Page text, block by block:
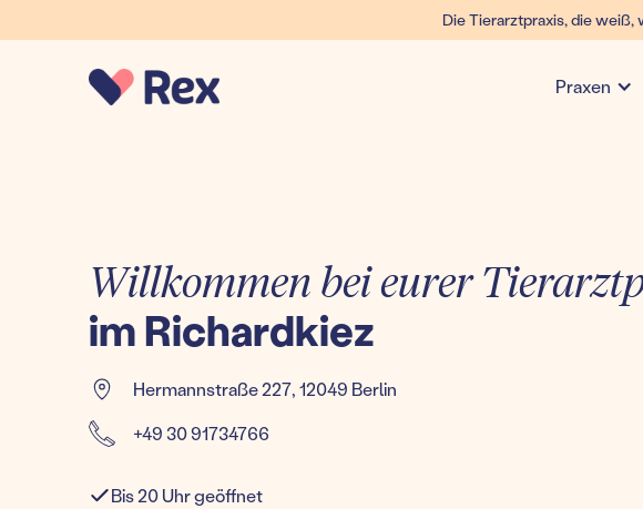
Die Tierarztpraxis, die weiß,
Praxen
Willkommen bei eurer
im Richardkiez
Hermannstraße 227,12049 Berlin
+49 30 91734766
Bis 20 Uhr geöffnet